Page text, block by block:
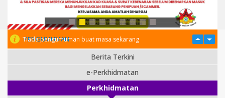
PENGUMUMAN
Tiada pengumuman buat masa sekarang
Berita Terkini
e-Perkhidmatan
Perkhidmatan